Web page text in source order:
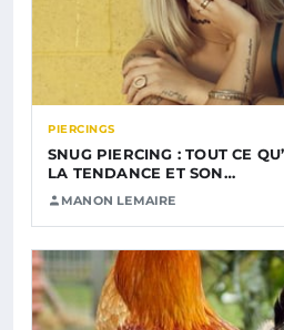
PIERCINGS
SNUG PIERCING : TOUT CE
LA TENDANCE ET SON…
MANON LEMAIRE